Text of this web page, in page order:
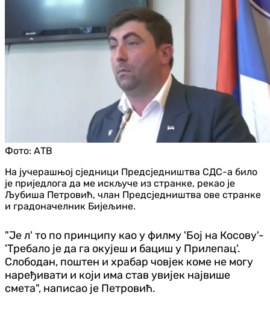
Фото: АТВ
На јучерашњој сједници Предсједништва СДС-а било
је приједлога да ме искључе из странке, рекао је
Љубиша Петровић, члан Предсједништва ове странке
и градоначелник Бијељине.
"Је л' то по принципу као у филму 'Бој на Косову'-
'Требало је да га окујеш и бациш у Прилепац'.
Слободан, поштен и храбар човјек коме не могу
наређивати и који има став увијек највише
смета", написао је Петровић.